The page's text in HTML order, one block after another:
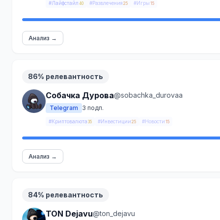
#Лайфстайл 40 #Развлечения 25 #Игры 15
Анализ →
86% релевантность
Собачка Дурова@sobachka_durovaa
Telegram 3 подп.
#Криптовалюта 35 #Инвестиции 25 #Новости 15
Анализ →
84% релевантность
TON Dejavu@ton_dejavu